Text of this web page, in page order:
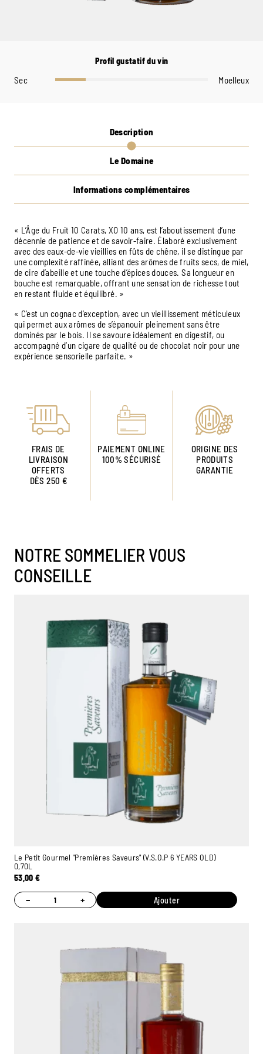
Profil gustatif du vin
Sec Moelleux
Description
Le Domaine
Informations complémentaires
« L’Âge du Fruit 10 Carats, XO 10 ans, est l’aboutissement d’une
décennie de patience et de savoir-faire. Élaboré exclusivement
avec des eaux-de-vie vieillies en fûts de chêne, il se distingue par
une complexité raffinée, alliant des arômes de fruits secs, de miel,
de cire d’abeille et une touche d’épices douces. Sa longueur en
bouche est remarquable, offrant une sensation de richesse tout
en restant fluide et équilibré. »
« C’est un cognac d’exception, avec un vieillissement méticuleux
qui permet aux arômes de s’épanouir pleinement sans être
dominés par le bois. Il se savoure idéalement en digestif, ou
accompagné d’un cigare de qualité ou de chocolat noir pour une
expérience sensorielle parfaite. »
FRAIS DE
LIVRAISON
OFFERTS
DÈS 250 €
PAIEMENT ONLINE
100% SÉCURISÉ
ORIGINE DES
PRODUITS
GARANTIE
NOTRE SOMMELIER VOUS
CONSEILLE
Le Petit Gourmel "Premières Saveurs" (V.S.O.P 6 YEARS OLD)
0,70L
53,00€
− + Ajouter